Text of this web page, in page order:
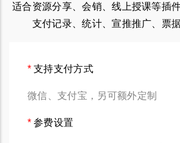
适合资源分享、会销、线上授课等插
支付记录、统计、宣推推广、票
支持支付方式
微信、支付宝，另可额外定制
参费设置